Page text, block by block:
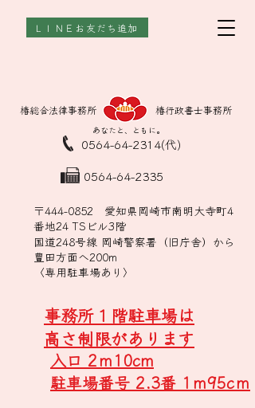
ＬＩＮＥお友だち追加
​椿総合法律事務所 ​椿行政書士事務所
あなたと、ともに。
0564-64-2314(代)
0564-64-2335
〒444-0852 愛知県岡崎市南明大寺町4
番地24 TSビル3階
国道248号線 岡崎警察署（旧庁舎）から
豊田方面へ200m
〈専用駐車場あり〉
​事務所１階駐車場は
高さ制限があります
​入口 2ｍ10cm
駐車場番号 2.3番 1ｍ95cｍ